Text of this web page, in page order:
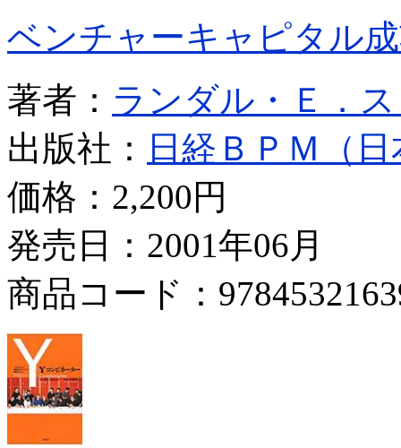
ベンチャーキャピタル
著者： ランダル・Ｅ．
出版社：
日経ＢＰＭ（
価格： 2,200円
発売日：2001年06月
商品コード：